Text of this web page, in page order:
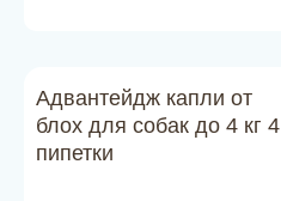
Контакты
О компании
Адвантейдж капли от
блох для собак до 4 кг 4
пипетки